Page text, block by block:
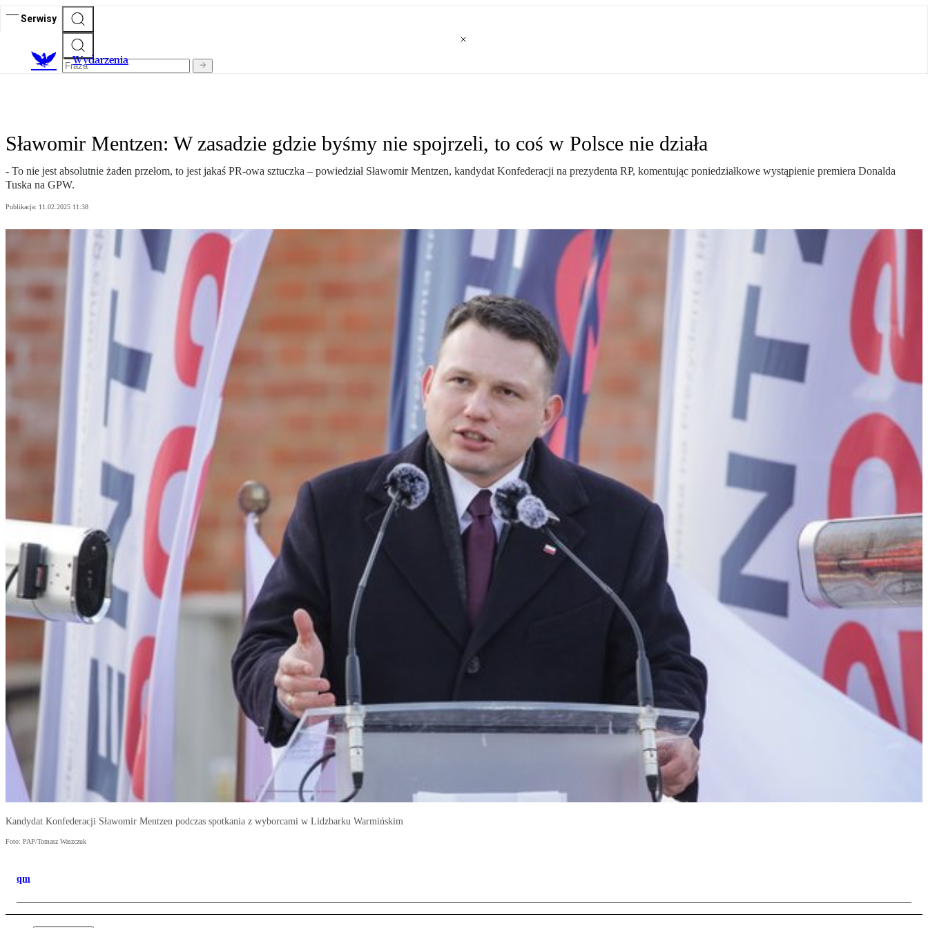
Serwisy
Wydarzenia
Sławomir Mentzen: W zasadzie gdzie byśmy nie spojrzeli, to coś w Polsce nie działa
- To nie jest absolutnie żaden przełom, to jest jakaś PR-owa sztuczka – powiedział Sławomir Mentzen, kandydat Konfederacji na prezydenta RP, komentując poniedziałkowe wystąpienie premiera Donalda
Tuska na GPW.
Publikacja: 11.02.2025 11:38
Kandydat Konfederacji Sławomir Mentzen podczas spotkania z wyborcami w Lidzbarku Warmińskim
Foto: PAP/Tomasz Waszczuk
qm